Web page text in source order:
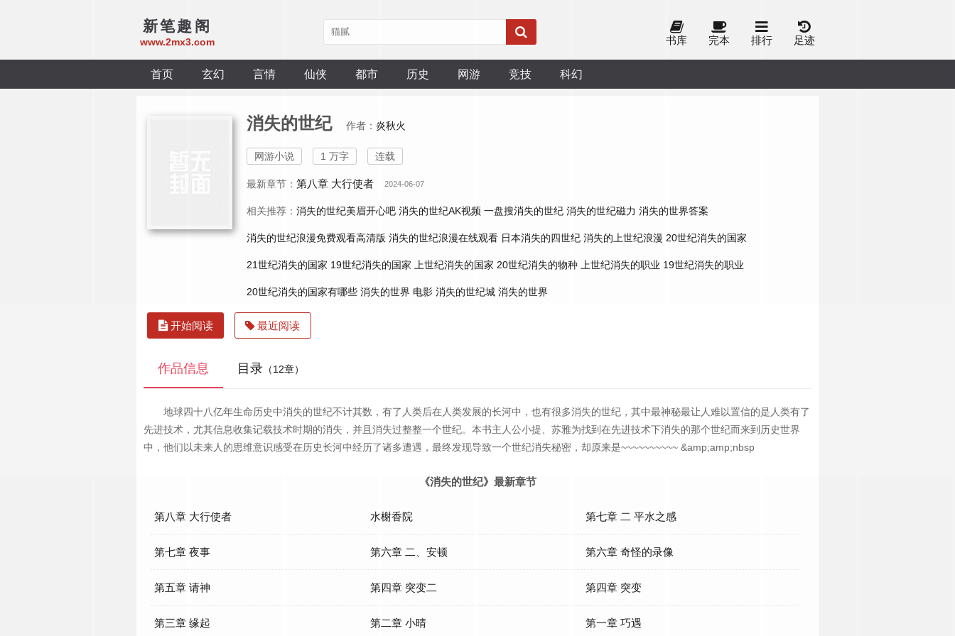
新笔趣阁
www.2mx3.com 书库 完本 排行 足迹
首页 玄幻 言情 仙侠 都市 历史 网游 竞技 科幻
消失的世纪 作者： 炎秋火
网游小说 1 万字 连载
最新章节： 第八章 大行使者 2024-06-07
相关推荐： 消失的世纪美眉开心吧 消失的世纪AK视频 一盘搜消失的世纪 消失的世纪磁力 消失的世界答案
消失的世纪浪漫免费观看高清版 消失的世纪浪漫在线观看 日本消失的四世纪 消失的上世纪浪漫 20世纪消失的国家
21世纪消失的国家 19世纪消失的国家 上世纪消失的国家 20世纪消失的物种 上世纪消失的职业 19世纪消失的职业
20世纪消失的国家有哪些 消失的世界 电影 消失的世纪城 消失的世界
开始阅读 最近阅读
作品信息 目录 （12章）
地球四十八亿年生命历史中消失的世纪不计其数，有了人类后在人类发展的长河中，也有很多消失的世纪，其中最神秘最让人难以置信的是人类有了
先进技术，尤其信息收集记载技术时期的消失，并且消失过整整一个世纪。本书主人公小提、苏雅为找到在先进技术下消失的那个世纪而来到历史世界
中，他们以未来人的思维意识感受在历史长河中经历了诸多遭遇，最终发现导致一个世纪消失秘密，却原来是~~~~~~~~~~ &amp;amp;nbsp
《消失的世纪》最新章节
第八章 大行使者 水榭香院 第七章 二 平水之感
第七章 夜事 第六章 二、安顿 第六章 奇怪的录像
第五章 请神 第四章 突变二 第四章 突变
第三章 缘起 第二章 小晴 第一章 巧遇